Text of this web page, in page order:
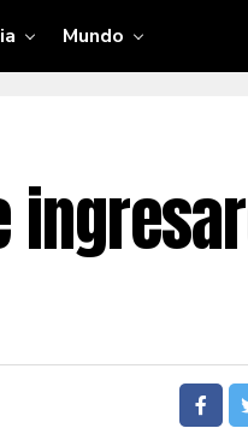
Mundo